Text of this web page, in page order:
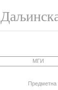
МГИ
МГЕ
Предметна